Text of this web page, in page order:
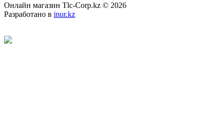
Онлайн магазин Tlc-Corp.kz © 2026
Разработано в inur.kz